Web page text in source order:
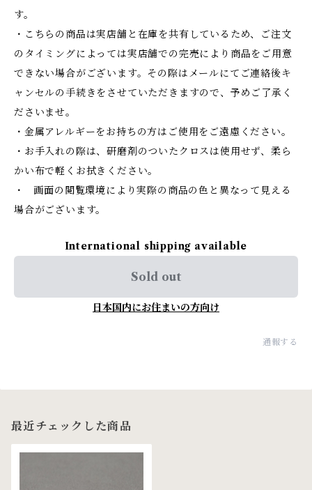
す。
・こちらの商品は実店舗と在庫を共有しているため、ご注文
のタイミングによっては実店舗での完売により商品をご用意
できない場合がございます。その際はメールにてご連絡後キ
ャンセルの手続きをさせていただきますので、予めご了承く
ださいませ。
・金属アレルギーをお持ちの方はご使用をご遠慮ください。
・お手入れの際は、研磨剤のついたクロスは使用せず、柔ら
かい布で軽くお拭きください。
・ 画面の閲覧環境により実際の商品の色と異なって見える
場合がございます。
International shipping available
Sold out
日本国内にお住まいの方向け
通報する
最近チェックした商品